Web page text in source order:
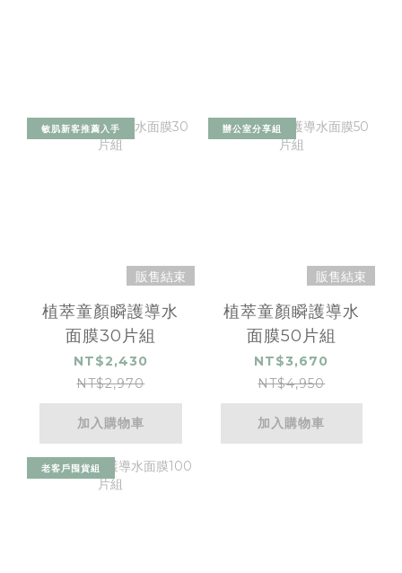
敏肌新客推薦入手
販售結束
植萃童顏瞬護導水
面膜30片組
NT$2,430
NT$2,970
加入購物車
辦公室分享組
販售結束
植萃童顏瞬護導水
面膜50片組
NT$3,670
NT$4,950
加入購物車
老客戶囤貨組